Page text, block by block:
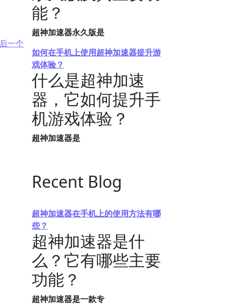
后一个
能？
超神加速器永久版是
如何在手机上使用超神加速器提升游
戏体验？
什么是超神加速
器，它如何提升手
机游戏体验？
超神加速器是
Recent Blog
超神加速器在手机上的使用方法有哪
些？
超神加速器是什
么？它有哪些主要
功能？
超神加速器是一款专